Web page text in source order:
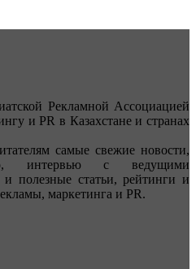
Рекламной Ассоциацией
и PR в Казахстане и странах
самые свежие новости,
интервью с ведущими
и полезные статьи, рейтинги и
маркетинга и PR.